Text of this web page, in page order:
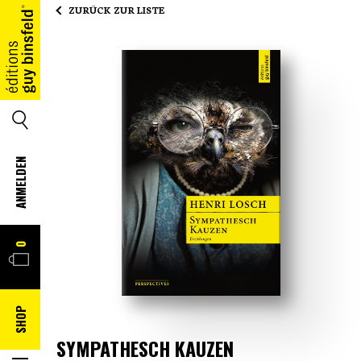
HOME
SUCHE
ANMELDEN
WARENKORB
0
SHOP
ZURÜCK ZUR LISTE
SYMPATHESCH KAUZEN